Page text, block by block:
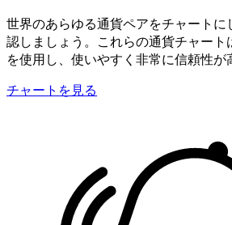
世界のあらゆる通貨ペアをチャートに
認しましょう。これらの通貨チャート
を使用し、使いやすく非常に信頼性が
チャートを見る